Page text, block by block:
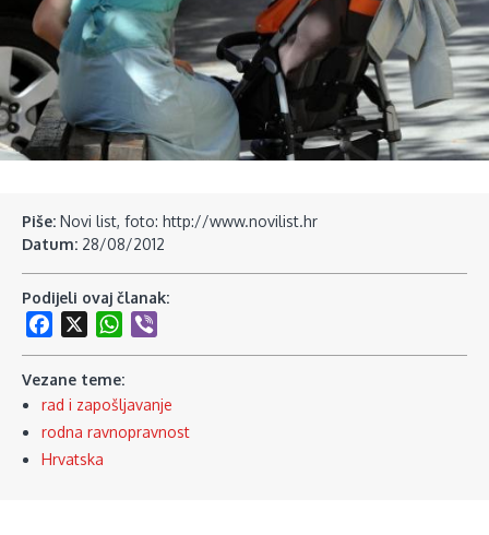
Piše: Novi list, foto: http://www.novilist.hr
Datum: 28/08/2012
Podijeli ovaj članak:
Facebook
WhatsApp
Vezane teme:
rad i zapošljavanje
rodna ravnopravnost
Hrvatska